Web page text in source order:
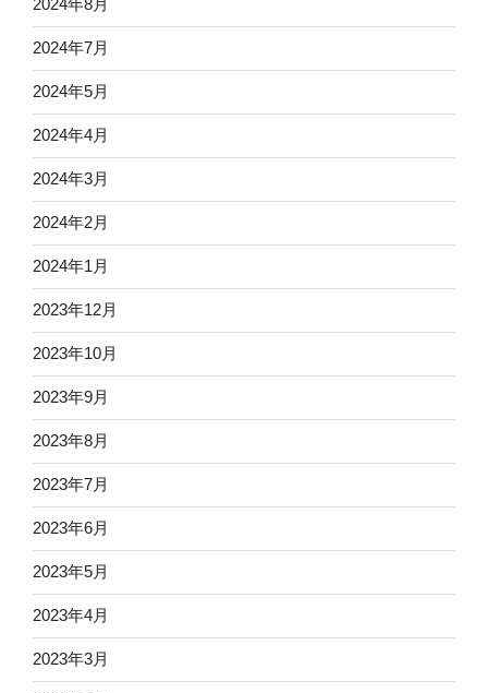
2024年8月
2024年7月
2024年5月
2024年4月
2024年3月
2024年2月
2024年1月
2023年12月
2023年10月
2023年9月
2023年8月
2023年7月
2023年6月
2023年5月
2023年4月
2023年3月